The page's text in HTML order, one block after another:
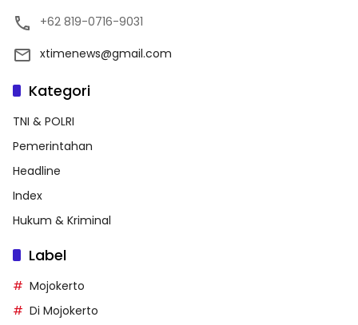
+62 819-0716-9031
xtimenews@gmail.com
Kategori
TNI & POLRI
Pemerintahan
Headline
Index
Hukum & Kriminal
Label
Mojokerto
Di Mojokerto